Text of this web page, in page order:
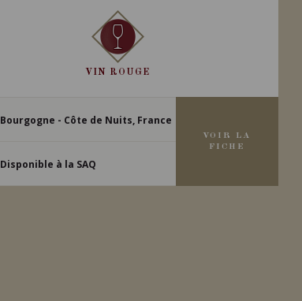
VIN ROUGE
Bourgogne - Côte de Nuits, France
Disponible à la SAQ
VOIR LA
FICHE